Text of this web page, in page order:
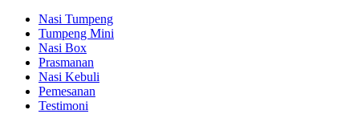
Nasi Tumpeng
Tumpeng Mini
Nasi Box
Prasmanan
Nasi Kebuli
Pemesanan
Testimoni